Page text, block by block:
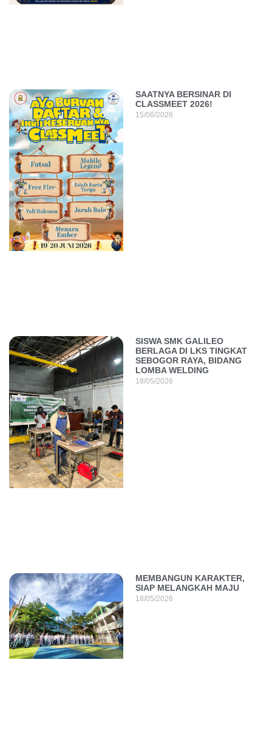
SAATNYA BERSINAR DI
CLASSMEET 2026!
15/06/2026
SISWA SMK GALILEO
BERLAGA DI LKS TINGKAT
SEBOGOR RAYA, BIDANG
LOMBA WELDING
18/05/2026
MEMBANGUN KARAKTER,
SIAP MELANGKAH MAJU
18/05/2026